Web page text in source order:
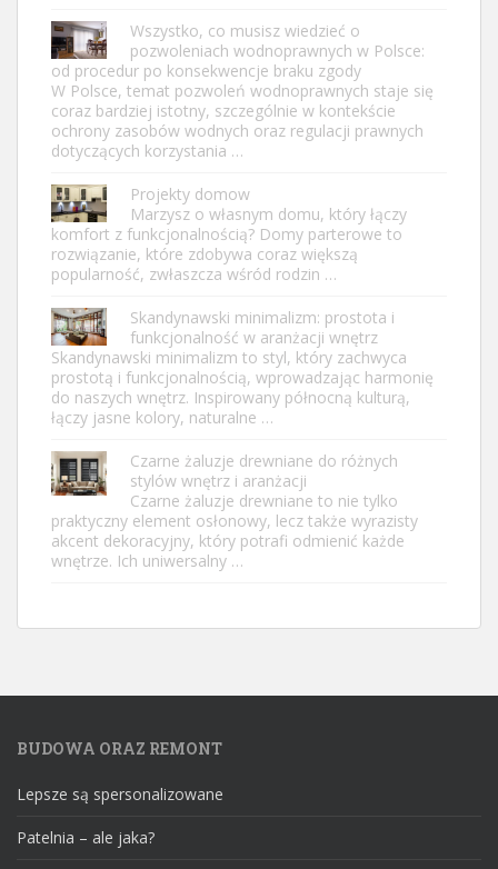
Wszystko, co musisz wiedzieć o
pozwoleniach wodnoprawnych w Polsce:
od procedur po konsekwencje braku zgody
W Polsce, temat pozwoleń wodnoprawnych staje się
coraz bardziej istotny, szczególnie w kontekście
ochrony zasobów wodnych oraz regulacji prawnych
dotyczących korzystania …
Projekty domow
Marzysz o własnym domu, który łączy
komfort z funkcjonalnością? Domy parterowe to
rozwiązanie, które zdobywa coraz większą
popularność, zwłaszcza wśród rodzin …
Skandynawski minimalizm: prostota i
funkcjonalność w aranżacji wnętrz
Skandynawski minimalizm to styl, który zachwyca
prostotą i funkcjonalnością, wprowadzając harmonię
do naszych wnętrz. Inspirowany północną kulturą,
łączy jasne kolory, naturalne …
Czarne żaluzje drewniane do różnych
stylów wnętrz i aranżacji
Czarne żaluzje drewniane to nie tylko
praktyczny element osłonowy, lecz także wyrazisty
akcent dekoracyjny, który potrafi odmienić każde
wnętrze. Ich uniwersalny …
BUDOWA ORAZ REMONT
Lepsze są spersonalizowane
Patelnia – ale jaka?